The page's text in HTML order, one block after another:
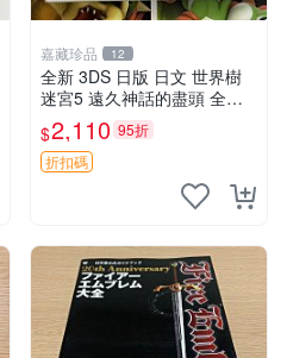
嘉藏珍品 12
全新 3DS 日版 日文 世界樹
迷宮5 遠久神話的盡頭 全新
未拆封 非二手封裝
$2,110 95折
折扣碼